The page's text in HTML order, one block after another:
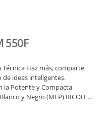
550F
Haz más, comparte
de ideas inteligentes.
la Potente y Compacta
y Negro (MFP) RICOH ...